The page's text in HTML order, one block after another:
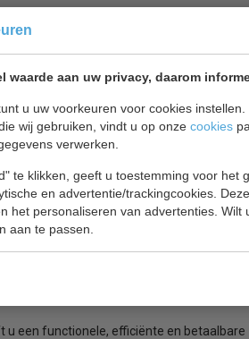
waarde aan uw privacy, daarom
u uw voorkeuren voor cookies
wij gebruiken, vindt u op onze cookies
verwerken.
te klikken, geeft u toestemming voor het
en advertentie/trackingcookies.
het personaliseren van advertenties.
aan te passen.
en klare vriescel van Horeca Megastore
geen extra vakkennis nodig. Het koelunit
panelen hoeft te bevestigen. Met twee
kunt positioneren. Zo kunt u de
Megastore ook een passend rekwerk
en dranken en wordt gebruikt in
functioneel, maar ook zeer
gebruik van R290 wat een zeer efficiënt
koelmiddelen, waardoor minder
broeikasgassen en een lager
u een functionele, efficiënte en betaalbare